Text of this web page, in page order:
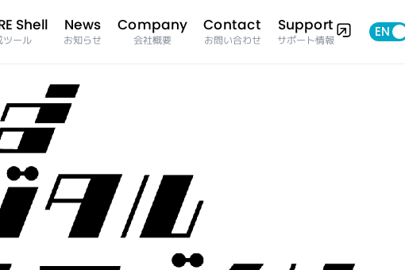
Shell
ツール
News
お知らせ
Company
会社概要
Contact
お問い合わせ
Support
サポート情報